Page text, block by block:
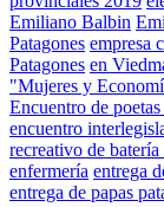
Emiliano Balbin
Patagones empresa
Patagones en
"Mujeres y
Encuentro de
encuentro
recreativo de batería
enfermería entrega
entrega de papas